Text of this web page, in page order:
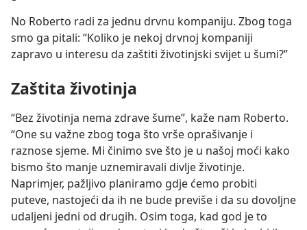
No Roberto radi za jednu drvnu kompaniju. Zbog toga
smo ga pitali: “Koliko je nekoj drvnoj kompaniji
zapravo u interesu da zaštiti životinjski svijet u šumi?”
Zaštita životinja
“Bez životinja nema zdrave šume”, kaže nam Roberto.
“One su važne zbog toga što vrše oprašivanje i
raznose sjeme. Mi činimo sve što je u našoj moći kako
bismo što manje uznemiravali divlje životinje.
Naprimjer, pažljivo planiramo gdje ćemo probiti
puteve, nastojeći da ih ne bude previše i da su dovoljne
udaljeni jedni od drugih. Osim toga, kad god je to